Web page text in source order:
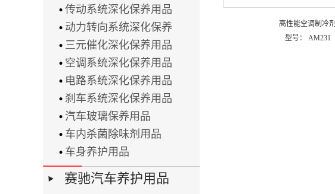
传动系统深化保养用品
动力转向系统深化保养
三元催化深化保养用品
空调系统深化保养用品
电路系统深化保养用品
刹车系统深化保养用品
汽车玻璃保养用品
车内杀菌除味剂用品
车身养护用品
赛驰汽车养护用品
高性能空调制冷剂
型号：
AM231